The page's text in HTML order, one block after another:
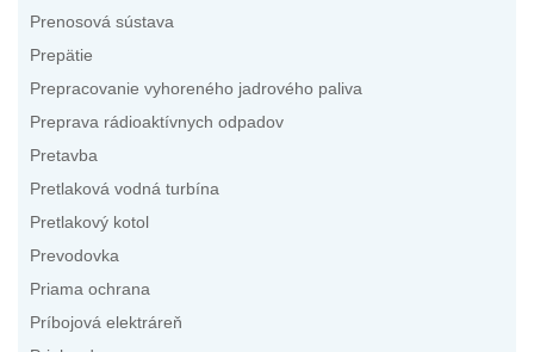
Prenosová sústava
Prepätie
Prepracovanie vyhoreného jadrového paliva
Preprava rádioaktívnych odpadov
Pretavba
Pretlaková vodná turbína
Pretlakový kotol
Prevodovka
Priama ochrana
Príbojová elektráreň